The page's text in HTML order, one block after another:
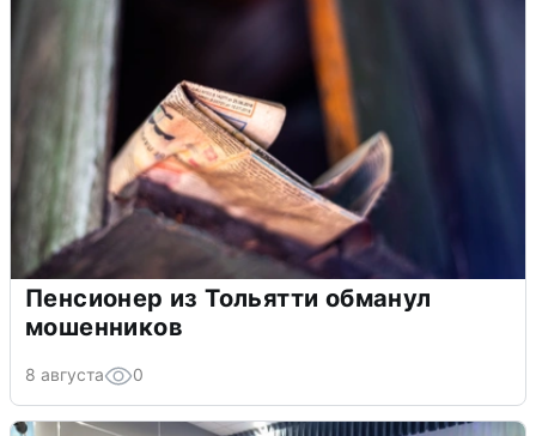
Пенсионер из Тольятти обманул
мошенников
8 августа 0